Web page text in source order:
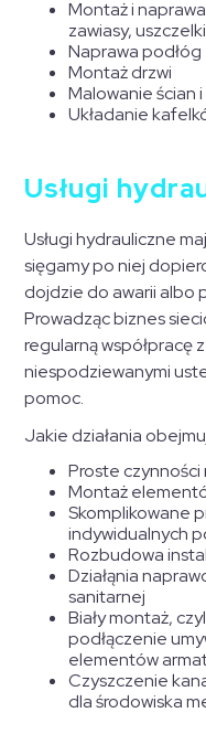
Montaż i
zawiasy,
Naprawa podłóg
Montaż drzwi
Malowanie ścian
Układanie
Usługi
Usługi hydrauliczne
sięgamy po niej
dojdzie do awarii albo
Prowadząc biznes
regularną współpracę
niespodziewanymi
pomoc.
Jakie działania
Proste
Montaż
Skomplikowane
indywidualnych
Rozbudowa
Działąnia
sanitarnej
Biały montaż,
podłączenie
elementów
Czyszczenie
dla środowiska